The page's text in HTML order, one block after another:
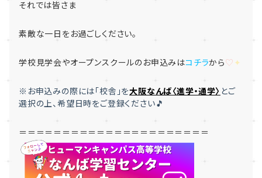
それでは皆さま
素敵な一日をお過ごしください。
学校見学会やオープンスクールのお申込みはコチラから♡ ✦
※お申込みの際には「校舎」を大阪なんば〈進学・通学〉 とご
選択の上、希望日時をご登録ください🎵
＝＝＝＝＝＝＝＝＝＝＝＝＝＝＝＝＝＝＝＝＝＝